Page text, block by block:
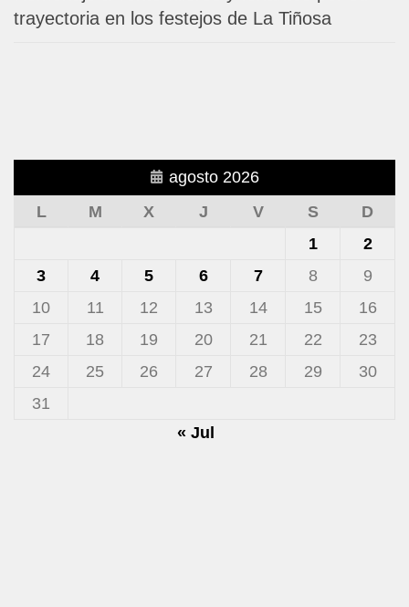
trayectoria en los festejos de La Tiñosa
agosto 2026
L
M X J V S
D
1
2
3
4 5 6 7 8
9
10
11 12 13 14 15
16
17
18 19 20 21 22
23
24
25 26 27 28 29
30
31
« Jul